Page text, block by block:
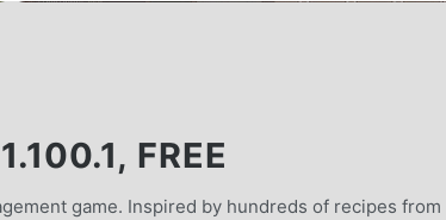
FREE
game. Inspired by hundreds of recipes from